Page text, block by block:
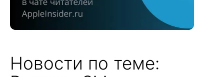
Новости по теме: